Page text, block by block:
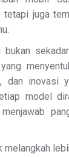
tetapi juga
dan inovasi
model
melangkah